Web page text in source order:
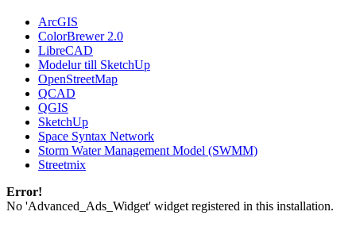
ArcGIS
ColorBrewer 2.0
LibreCAD
Modelur till SketchUp
OpenStreetMap
QCAD
QGIS
SketchUp
Space Syntax Network
Storm Water Management Model (SWMM)
Streetmix
Error!
No 'Advanced_Ads_Widget' widget registered in this installation.